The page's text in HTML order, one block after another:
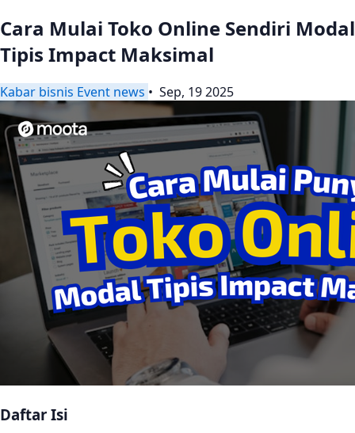
Cara Mulai Toko Online Sendiri Modal
Tipis Impact Maksimal
Kabar bisnis Event news • Sep, 19 2025
Daftar Isi